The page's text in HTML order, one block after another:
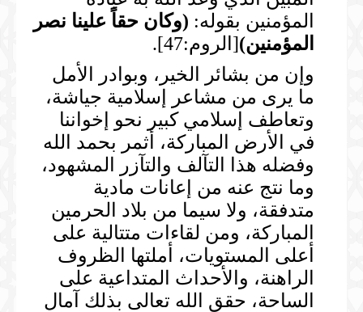
المؤمنين بقوله: (وكان حقاً علينا نصر
المؤمنين)[الروم:47].
وإن من بشائر الخير، وبوادر الأمل
ما يرى من مشاعر إسلامية جياشة،
وتعاطف إسلامي كبير نحو إخواننا
في الأرض المباركة، أثمر بحمد الله
وفضله هذا التآلف والتآزر المشهود،
وما نتج عنه من إعانات مادية
متدفقة، ولا سيما من بلاد الحرمين
المباركة، ومن لقاءات متتالية على
أعلى المستويات، أملتها الظروف
الراهنة، والأحداث المتداعية على
الساحة، حقق الله تعالى بذلك آمال